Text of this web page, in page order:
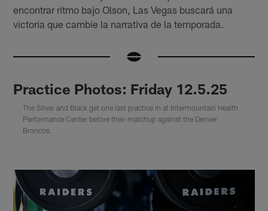
encontrar ritmo bajo Olson, Las Vegas buscará una
victoria que cambie la narrativa de la temporada.
Practice Photos: Friday 12.5.25
The Silver and Black get one last practice in at Intermountain Health
Performance Center before their matchup against the Denver
Broncos.